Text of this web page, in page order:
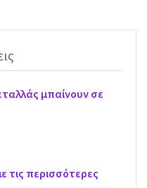
μπαίνουν σε
τις περισσότερες